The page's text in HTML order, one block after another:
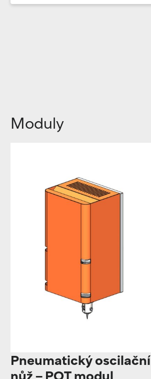
Moduly
Pneumatický oscilační
nůž – POT modul